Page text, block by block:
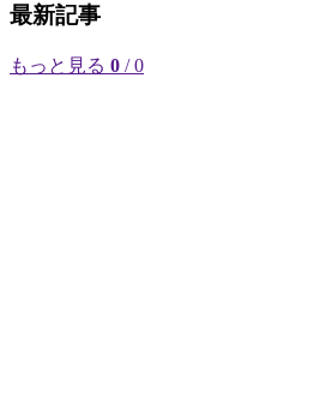
最新記事
もっと見る 0 / 0